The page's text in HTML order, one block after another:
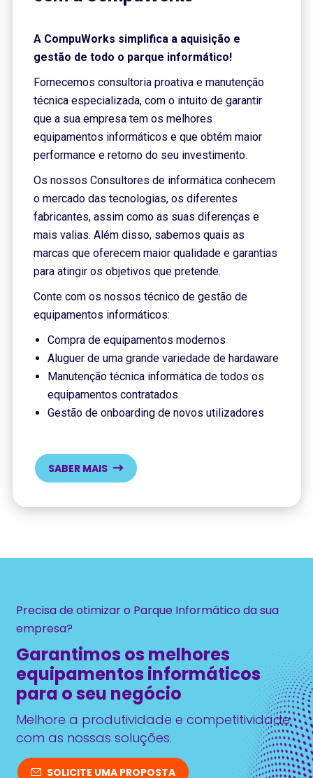
A CompuWorks simplifica a aquisição e
gestão de todo o parque informático!
Fornecemos consultoria proativa e manutenção
técnica especializada, com o intuito de garantir
que a sua empresa tem os melhores
equipamentos informáticos e que obtém maior
performance e retorno do seu investimento.
Os nossos Consultores de informática conhecem
o mercado das tecnologias, os diferentes
fabricantes, assim como as suas diferenças e
mais valias. Além disso, sabemos quais as
marcas que oferecem maior qualidade e garantias
para atingir os objetivos que pretende.
Conte com os nossos técnico de gestão de
equipamentos informáticos:
Compra de equipamentos modernos
Aluguer de uma grande variedade de hardaware
Manutenção técnica informática de todos os
equipamentos contratados
Gestão de onboarding de novos utilizadores
SABER MAIS
Precisa de otimizar o Parque Informático da sua
empresa?
Garantimos os melhores
equipamentos informáticos
para o seu negócio
Melhore a produtividade e competitividade
com as nossas soluções.
SOLICITE UMA PROPOSTA